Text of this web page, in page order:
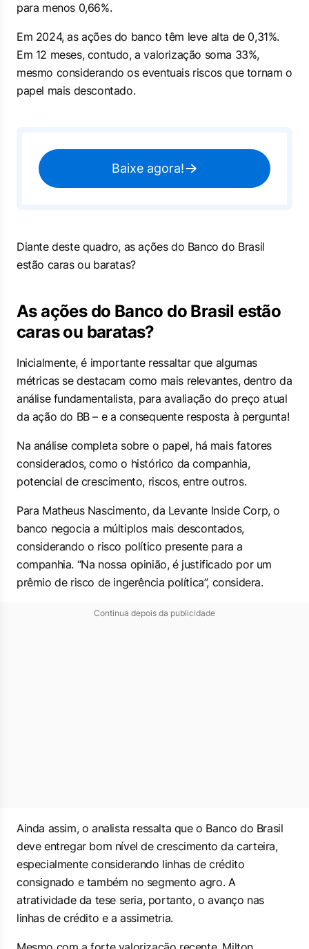
para menos 0,66%.
Em 2024, as ações do banco têm leve alta de 0,31%.
Em 12 meses, contudo, a valorização soma 33%,
mesmo considerando os eventuais riscos que tornam o
papel mais descontado.
Baixe agora!
Diante deste quadro, as ações do Banco do Brasil
estão caras ou baratas?
As ações do Banco do Brasil estão
caras ou baratas?
Inicialmente, é importante ressaltar que algumas
métricas se destacam como mais relevantes, dentro da
análise fundamentalista, para avaliação do preço atual
da ação do BB – e a consequente resposta à pergunta!
Na análise completa sobre o papel, há mais fatores
considerados, como o histórico da companhia,
potencial de crescimento, riscos, entre outros.
Para Matheus Nascimento, da Levante Inside Corp, o
banco negocia a múltiplos mais descontados,
considerando o risco político presente para a
companhia. “Na nossa opinião, é justificado por um
prêmio de risco de ingerência política”, considera.
Continua depois da publicidade
Ainda assim, o analista ressalta que o Banco do Brasil
deve entregar bom nível de crescimento da carteira,
especialmente considerando linhas de crédito
consignado e também no segmento agro. A
atratividade da tese seria, portanto, o avanço nas
linhas de crédito e a assimetria.